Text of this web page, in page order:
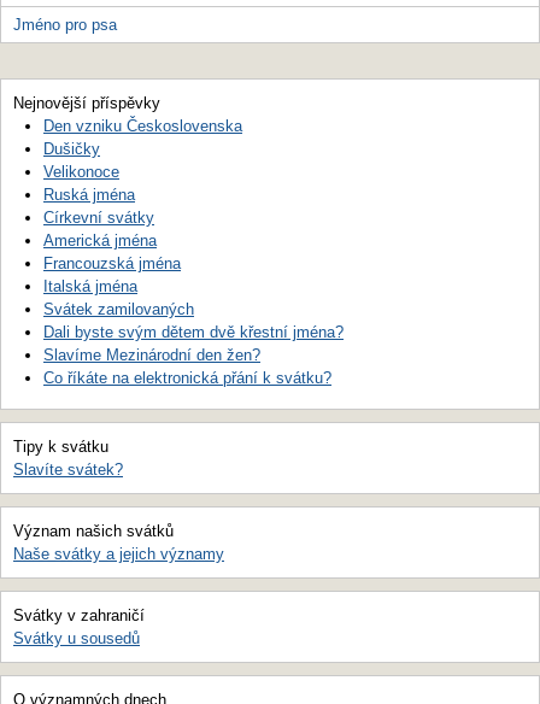
Jméno pro psa
Nejnovější příspěvky
Den vzniku Československa
Dušičky
Velikonoce
Ruská jména
Církevní svátky
Americká jména
Francouzská jména
Italská jména
Svátek zamilovaných
Dali byste svým dětem dvě křestní jména?
Slavíme Mezinárodní den žen?
Co říkáte na elektronická přání k svátku?
Tipy k svátku
Slavíte svátek?
Význam našich svátků
Naše svátky a jejich významy
Svátky v zahraničí
Svátky u sousedů
O významných dnech